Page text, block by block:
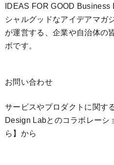
IDEAS FOR GOOD
シャルグッドなアイデアマガ
が運営する、企業や自治体の
ボです。
お問い合わせ
サービスやプロダクトに関す
Design Labとのコラボレーシ
ら】 から